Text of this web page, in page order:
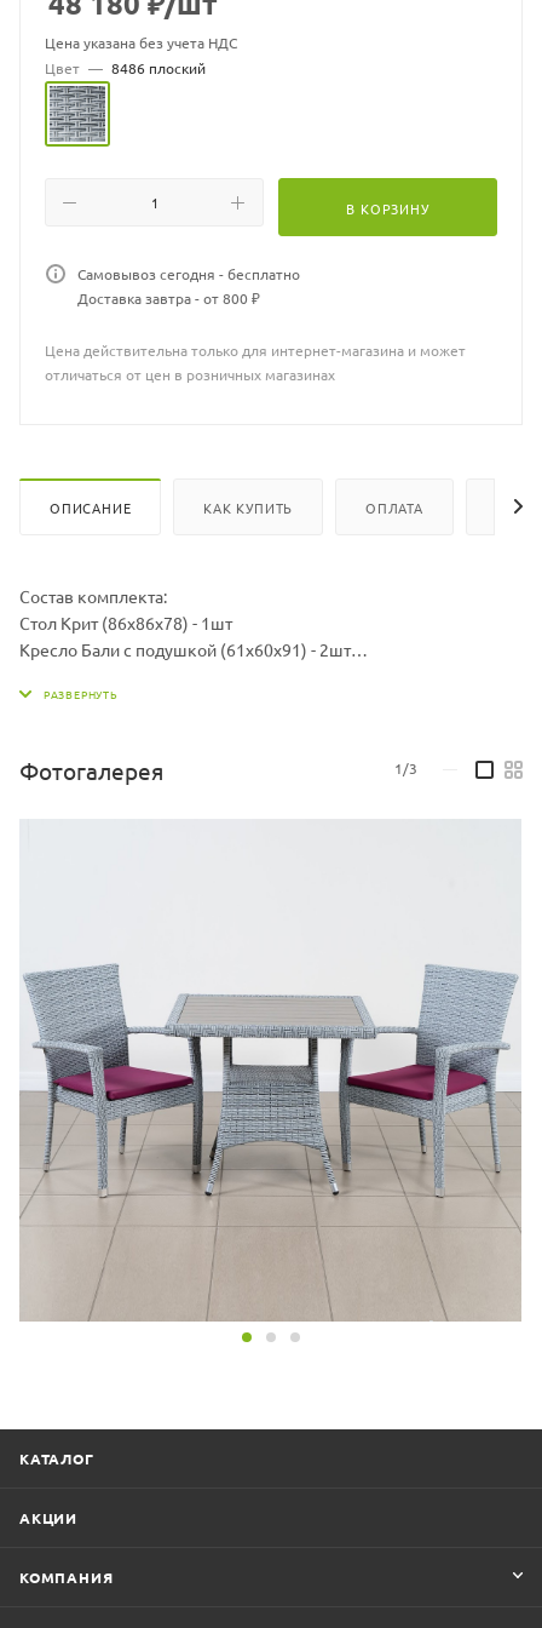
можете выбрать другой цвет подушек.
продавца.
Цена указана без учета НДС
Цвет — 8486 плоский
В КОРЗИНУ
Самовывоз сегодня - бесплатно
Доставка завтра - от 800 ₽
Цена действительна только для интернет-магазина и может
отличаться от цен в розничных магазинах
ОПИСАНИЕ КАК КУПИТЬ ОПЛАТА
Состав комплекта:
Стол Крит (86х86х78) - 1шт
Кресло Бали с подушкой (61х60х91) - 2шт
Материал подушки: Чехол - ткань мебельная, наполнитель -
Комплект может быть изготовлен в различных жгутах, также
вы можете выбрать другой цвет подушек.
Фотогалерея 1/3
КАТАЛОГ
АКЦИИ
КОМПАНИЯ